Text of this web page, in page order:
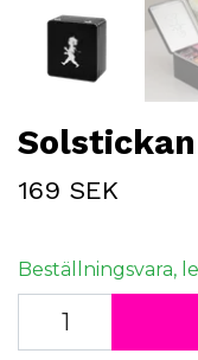
169 SEK
Beställningsvara,